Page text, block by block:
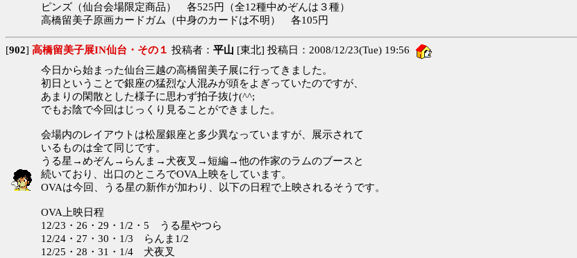
ピンズ（仙台会場限定商品） 各525円（全12種中めぞんは３種）
高橋留美子原画カードガム（中身のカードは不明） 各105円
[902] 高橋留美子展IN仙台・その１ 投稿者： 平山 [東北] 投稿日：2008/12/23(Tue) 19:56
今日から始まった仙台三越の高橋留美子展に行ってきました。
初日ということで銀座の猛烈な人混みが頭をよぎっていたのですが、
あまりの閑散とした様子に思わず拍子抜け(^^;
でもお陰で今回はじっくり見ることができました。
会場内のレイアウトは松屋銀座と多少異なっていますが、展示されて
いるものは全て同じです。
うる星→めぞん→らんま→犬夜叉→短編→他の作家のラムのブースと
続いており、出口のところでOVA上映をしています。
OVAは今回、うる星の新作が加わり、以下の日程で上映されるそうです。
OVA上映日程
12/23・26・29・1/2・5 うる星やつら
12/24・27・30・1/3 らんま1/2
12/25・28・31・1/4 犬夜叉